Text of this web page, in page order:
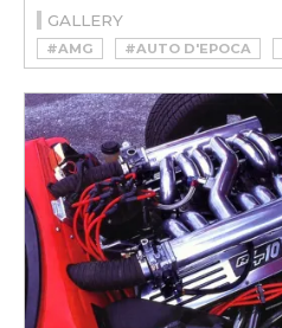
GALLERY
#AMG #AUTO D'EPOCA
#YOUNGTIMER